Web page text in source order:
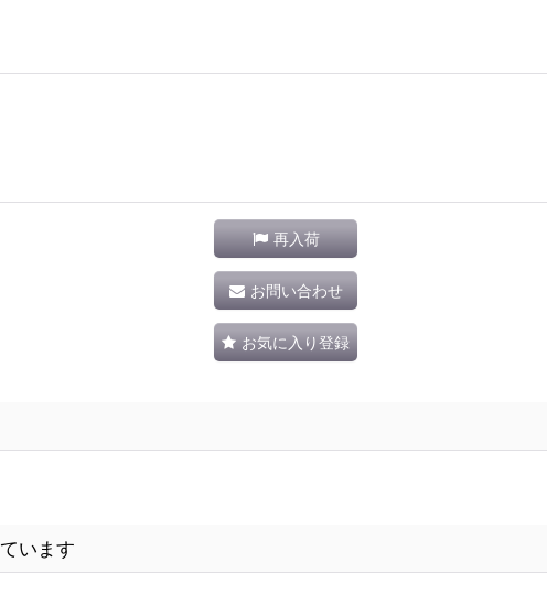
再入荷
お問い合わせ
お気に入り登録
います